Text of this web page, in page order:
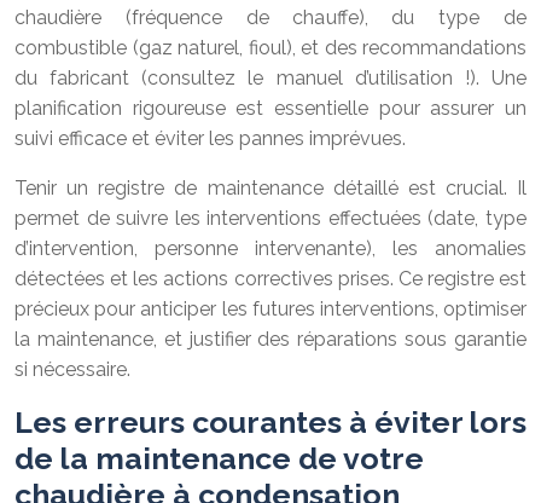
chaudière (fréquence de chauffe), du type de
combustible (gaz naturel, fioul), et des recommandations
du fabricant (consultez le manuel d’utilisation !). Une
planification rigoureuse est essentielle pour assurer un
suivi efficace et éviter les pannes imprévues.
Tenir un registre de maintenance détaillé est crucial. Il
permet de suivre les interventions effectuées (date, type
d’intervention, personne intervenante), les anomalies
détectées et les actions correctives prises. Ce registre est
précieux pour anticiper les futures interventions, optimiser
la maintenance, et justifier des réparations sous garantie
si nécessaire.
Les erreurs courantes à éviter lors
de la maintenance de votre
chaudière à condensation